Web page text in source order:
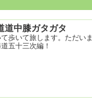
道中膝ガタガタ
歩いて旅します。ただいま
五十三次編！